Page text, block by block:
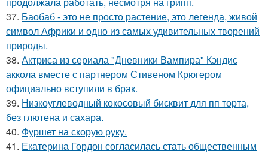
37. Баобаб - это не просто растение, это легенда, живой
символ Африки и одно из самых удивительных творений
природы.
38. Актриса из сериала "Дневники Вампира" Кэндис
аккола вместе с партнером Стивеном Крюгером
официально вступили в брак.
39. Низкоуглеводный кокосовый бисквит для пп торта,
без глютена и сахара.
40. Фуршет на скорую руку.
41. Екатерина Гордон согласилась стать общественным